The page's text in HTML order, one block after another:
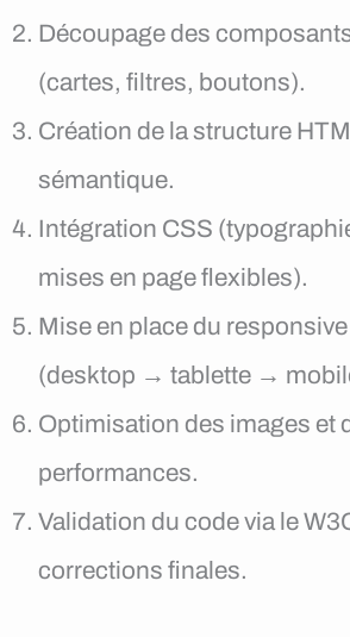
Découpage des
(cartes, filtres, boutons).
Création de la structure
sémantique.
Intégration CSS
mises en page flexibles).
Mise en place du
(desktop → tablette →
Optimisation des images et
performances.
Validation du code via le
corrections finales.